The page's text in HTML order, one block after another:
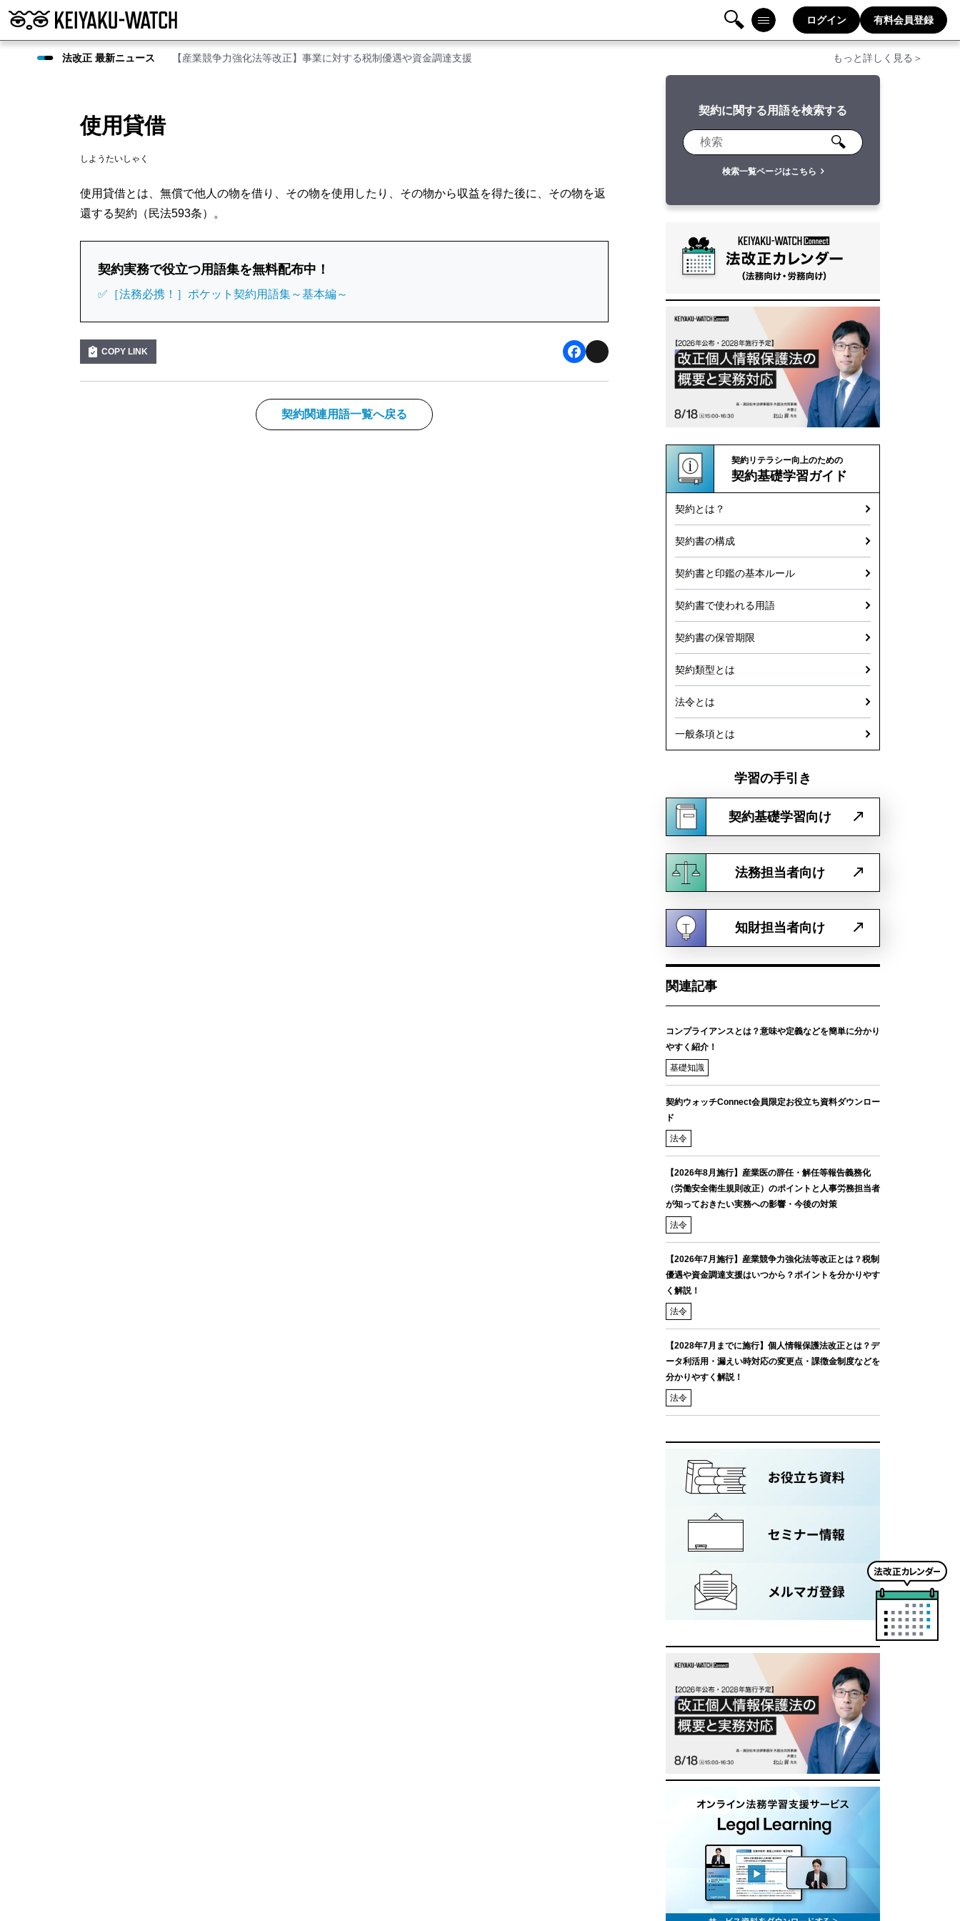
検
メニ
ログイン 有料会員登録
法改正 最新ニュース 【産業競争力強化法等改正】事業に対する税制優遇や資金調達支援 もっと詳しく見る＞
使用貸借
しようたいしゃく
使用貸借とは、無償で他人の物を借り、その物を使用したり、その物から収益を得た後に、その物を返
還する契約（民法593条）。
契約実務で役立つ用語集を無料配布中！
✅［法務必携！］ポケット契約用語集～基本編～
COPY LINK
F X
契約関連用語一覧へ戻る
契約に関する用語を検索する
検索一覧ページはこちら
契約リテラシー向上のための
契約基礎学習ガイド
契約とは？
契約書の構成
契約書と印鑑の基本ルール
契約書で使われる用語
契約書の保管期限
契約類型とは
法令とは
一般条項とは
学習の手引き
契約基礎学習向け
法務担当者向け
知財担当者向け
関連記事
コンプライアンスとは？意味や定義などを簡単に分かり
やすく紹介！
基礎知識
契約ウォッチConnect会員限定お役立ち資料ダウンロー
ド
法令
【2026年8月施行】産業医の辞任・解任等報告義務化
（労働安全衛生規則改正）のポイントと人事労務担当者
が知っておきたい実務への影響・今後の対策
法令
【2026年7月施行】産業競争力強化法等改正とは？税制
優遇や資金調達支援はいつから？ポイントを分かりやす
く解説！
法令
【2028年7月までに施行】個人情報保護法改正とは？デ
ータ利活用・漏えい時対応の変更点・課徴金制度などを
分かりやすく解説！
法令
法
改
レ
ダ
は
こ
ち
ら